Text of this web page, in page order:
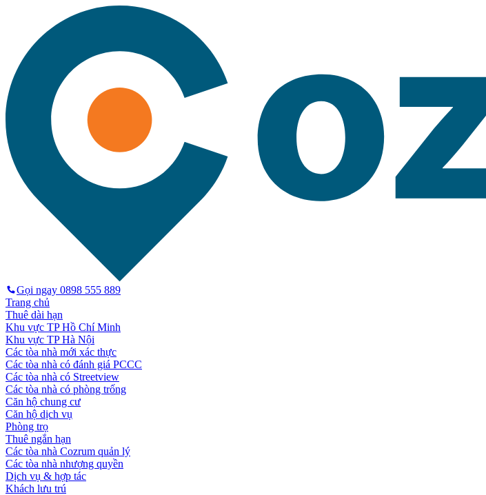
Gọi ngay 0898 555 889
Trang chủ
Thuê dài hạn
Khu vực TP Hồ Chí Minh
Khu vực TP Hà Nội
Các tòa nhà mới xác thực
Các tòa nhà có đánh giá PCCC
Các tòa nhà có Streetview
Các tòa nhà có phòng trống
Căn hộ chung cư
Căn hộ dịch vụ
Phòng trọ
Thuê ngắn hạn
Các tòa nhà Cozrum quản lý
Các tòa nhà nhượng quyền
Dịch vụ & hợp tác
Khách lưu trú